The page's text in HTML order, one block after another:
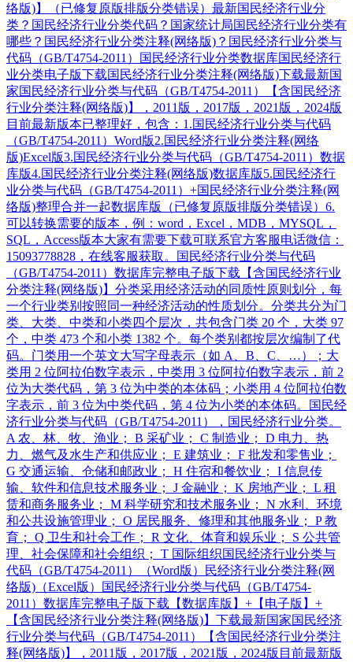
络版)】（已修复原版排版分类错误）最新国民经济行业分
类？国民经济行业分类代码？国家统计局国民经济行业分类有
哪些？国民经济行业分类注释(网络版)？国民经济行业分类与
代码（GB/T4754-2011）国民经济行业分类数据库国民经济行
业分类电子版下载国民经济行业分类注释(网络版)下载最新国
家国民经济行业分类与代码（GB/T4754-2011）【含国民经济
行业分类注释(网络版)】，2011版，2017版，2021版，2024版
目前最新版本已整理好，包含：1.国民经济行业分类与代码
（GB/T4754-2011）Word版2.国民经济行业分类注释(网络
版)Excel版3.国民经济行业分类与代码（GB/T4754-2011）数据
库版4.国民经济行业分类注释(网络版)数据库版5.国民经济行
业分类与代码（GB/T4754-2011）+国民经济行业分类注释(网
络版)整理合并一起数据库版（已修复原版排版分类错误）6.
可以转换需要的版本，例：word，Excel，MDB，MYSQL，
SQL，Access版本大家有需要下载可联系官方客服电话微信：
15093778828，在线客服获取。国民经济行业分类与代码
（GB/T4754-2011）数据库完整电子版下载【含国民经济行业
分类注释(网络版)】分类采用经济活动的同质性原则划分，每
一个行业类别按照同一种经济活动的性质划分。分类共分为门
类、大类、中类和小类四个层次，共包含门类 20 个，大类 97
个，中类 473 个和小类 1382 个。每个类别都按层次编制了代
码。门类用一个英文大写字母表示（如 A、B、C、…）；大
类用 2 位阿拉伯数字表示，中类用 3 位阿拉伯数字表示，前 2
位为大类代码，第 3 位为中类的本体码；小类用 4 位阿拉伯数
字表示，前 3 位为中类代码，第 4 位为小类的本体码。国民经
济行业分类与代码（GB/T4754-2011），国民经济行业分类。
A 农、林、牧、渔业； B 采矿业； C 制造业； D 电力、热
力、燃气及水生产和供应业； E 建筑业； F 批发和零售业；
G 交通运输、仓储和邮政业； H 住宿和餐饮业； I 信息传
输、软件和信息技术服务业； J 金融业； K 房地产业； L 租
赁和商务服务业； M 科学研究和技术服务业； N 水利、环境
和公共设施管理业； O 居民服务、修理和其他服务业； P 教
育； Q 卫生和社会工作； R 文化、体育和娱乐业； S 公共管
理、社会保障和社会组织； T 国际组织国民经济行业分类与
代码（GB/T4754-2011）（Word版）民经济行业分类注释(网
络版)（Excel版）国民经济行业分类与代码（GB/T4754-
2011）数据库完整电子版下载【数据库版】+【电子版】+
【含国民经济行业分类注释(网络版)】下载最新国家国民经济
行业分类与代码（GB/T4754-2011）【含国民经济行业分类注
释(网络版)】，2011版，2017版，2021版，2024版目前最新版